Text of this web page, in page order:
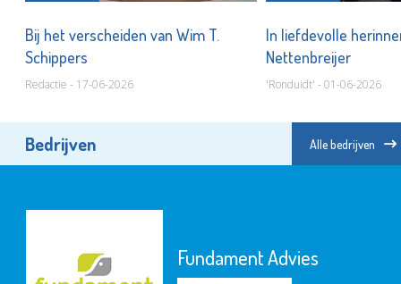
Bij het verscheiden van Wim T.
Schippers
Redactie - 17-06-2026
In liefdevolle
Nettenbreijer
'Ronduidt' - 01-06-2026
Bedrijven Alle bedrijven
Fundament Advies